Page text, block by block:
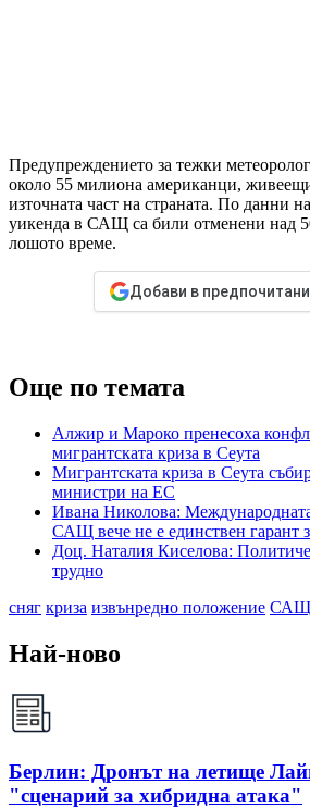
Предупреждението за тежки
около 55 милиона американци,
източната част на страната. По данни
уикенда в САЩ са били отменени над
лошото време.
Добави в
Още по темата
Алжир и Мароко пренесоха
мигрантската криза в Сеута
Мигрантската криза в Сеута
министри на ЕС
Ивана Николова:
САЩ вече не е единствен гарант
Доц. Наталия Киселова:
трудно
сняг криза извънредно положение САЩ
Най-ново
Берлин: Дронът на летище
"сценарий за хибридна атака"